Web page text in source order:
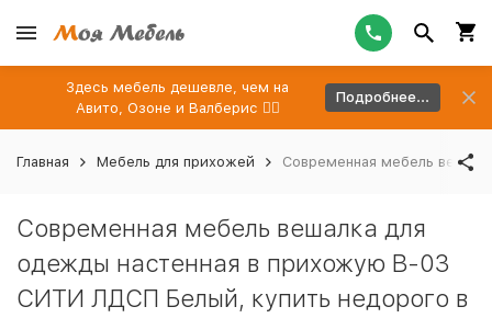
Здесь мебель дешевле, чем на
Авито, Озоне и Валберис 👉🏻
Подробнее...
Главная Мебель для прихожей Современная мебель
Современная мебель вешалка для
одежды настенная в прихожую В-03
СИТИ ЛДСП Белый, купить недорого в